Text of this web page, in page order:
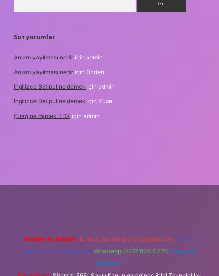
Son yorumlar
Anlam yayılması nedir için admin
Anlam yayılması nedir için Özden
Ingilizce Betipul ne demek için admin
Ingilizce Betipul ne demek için Yüce
Çırağ ne demek TDK için admin
Reklam ve İletişim: E-mail: backlinkpaneli@gmail.com Teams:
forumhizmeti@gmail.com Whatsapp: 0262 606 0 726 Telegram:
@karabul